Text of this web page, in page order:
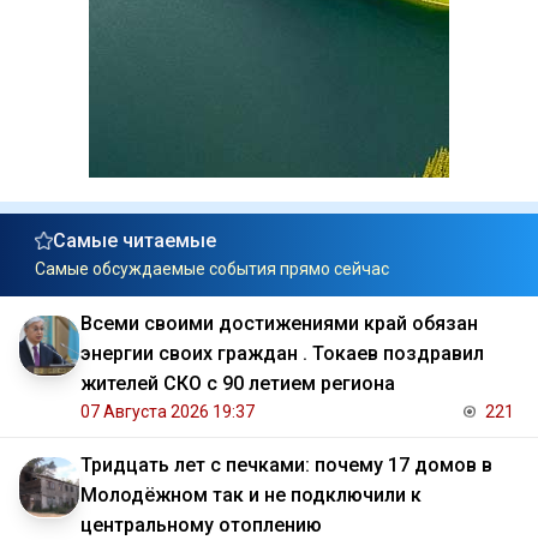
Самые читаемые
Самые обсуждаемые события прямо сейчас
Всеми своими достижениями край обязан
энергии своих граждан . Токаев поздравил
жителей СКО с 90 летием региона
07 Августа 2026 19:37 221
Тридцать лет с печками: почему 17 домов в
Молодёжном так и не подключили к
центральному отоплению